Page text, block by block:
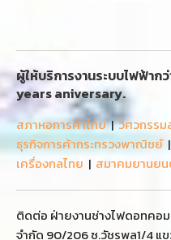
ผู้ให้บริการงานระบบไฟฟ้ากว่
years aniversary.
สภาหอการค้าไทย|วิศวกรรม
ธุรกิจการค้ากระทรวงพาณิชย์|
เครื่องกลไทย | สมาคมยานย
ติดต่อ ฝ่ายงานช่างไฟดอทคอ
จำกัด 90/206 ซ.วัชรพล1/4 แข